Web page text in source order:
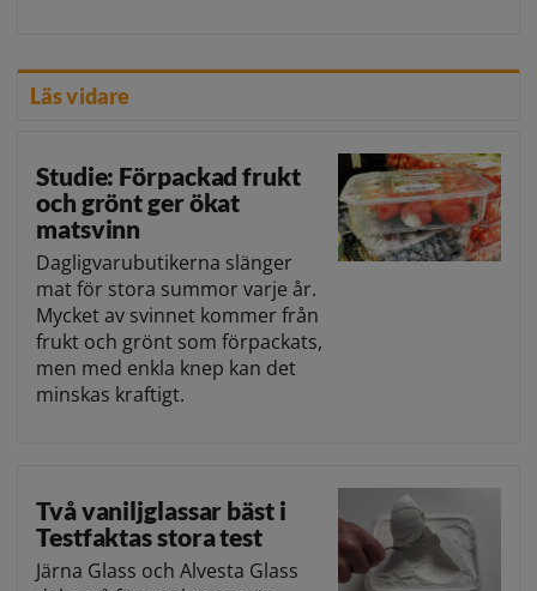
Läs vidare
Studie: Förpackad frukt
och grönt ger ökat
matsvinn
Dagligvarubutikerna slänger
mat för stora summor varje år.
Mycket av svinnet kommer från
frukt och grönt som förpackats,
men med enkla knep kan det
minskas kraftigt.
Två vaniljglassar bäst i
Testfaktas stora test
Järna Glass och Alvesta Glass